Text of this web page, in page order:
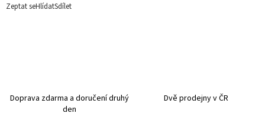
Zeptat seHlídatSdílet
Doprava zdarma a doručení druhý
den
Dvě prodejny v ČR